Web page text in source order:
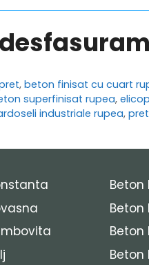
,beton finisat cu cuart
superfinisat rupea,
industriale rupea,
Beton
Beton
Beton
Beton